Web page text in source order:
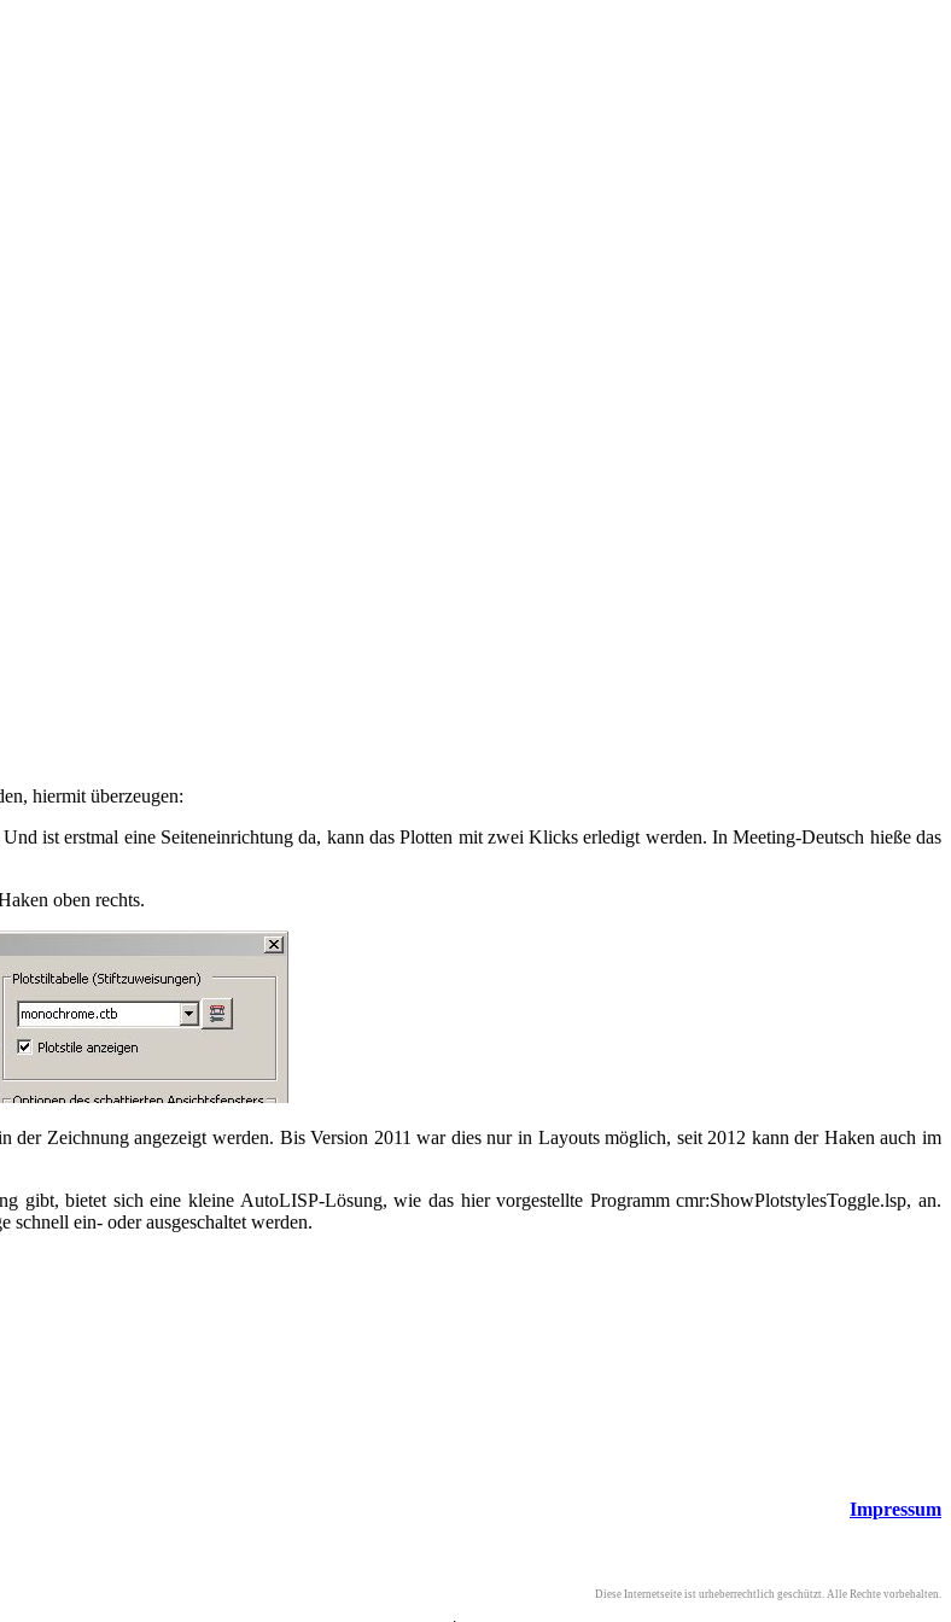
hiermit überzeugen:
ist erstmal eine Seiteneinrichtung da, kann das Plotten mit zwei Klicks erledigt werden. In Meeting-Deutsch hieße das
oben rechts.
Zeichnung angezeigt werden. Bis Version 2011 war dies nur in Layouts möglich, seit 2012 kann der Haken auch im
gibt, bietet sich eine kleine AutoLISP-Lösung, wie das hier vorgestellte Programm cmr:ShowPlotstylesToggle.lsp, an.
ein- oder ausgeschaltet werden.
Impressum
Diese Internetseite ist urheberrechtlich geschützt. Alle Rechte vorbehalten.